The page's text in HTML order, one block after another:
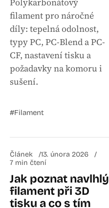
filament pro náročné
díly: tepelná odolnost,
typy PC, PC-Blend a PC-
CF, nastavení tisku a
požadavky na komoru i
sušení.
#Filament
Článek
13. února 2026
7 min čtení
Jak poznat navlhlý
filament při 3D
tisku a co s tím